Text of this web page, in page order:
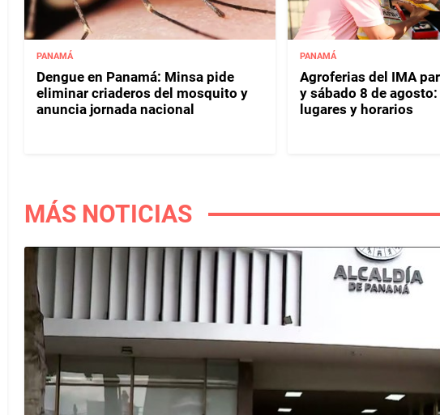
PANAMÁ
Dengue en Panamá: Minsa pide
eliminar criaderos del mosquito y
anuncia jornada nacional
PANAMÁ
Agroferias del IMA
y sábado 8 de
lugares y horarios
MÁS NOTICIAS